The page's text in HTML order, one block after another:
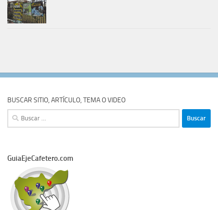
BUSCAR SITIO, ARTÍCULO, TEMA O VIDEO
Buscar:
GuiaEjeCafetero.com